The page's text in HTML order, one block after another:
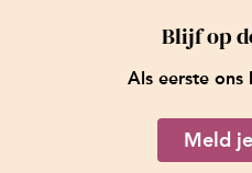
Blijf op
Als eerste ons
Meld